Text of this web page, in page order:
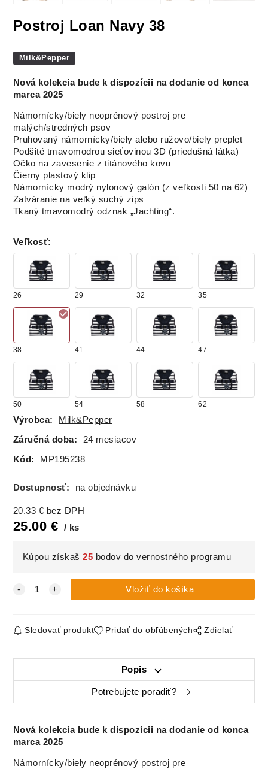
Postroj Loan Navy 38
Milk&Pepper
Nová kolekcia bude k dispozícii na dodanie od konca
marca 2025
Námornícky/biely neoprénový postroj pre
malých/stredných psov
Pruhovaný námornícky/biely alebo ružovo/biely preplet
Podšité tmavomodrou sieťovinou 3D (priedušná látka)
Očko na zavesenie z titánového kovu
Čierny plastový klip
Námornícky modrý nylonový galón (z veľkosti 50 na 62)
Zatváranie na veľký suchý zips
Tkaný tmavomodrý odznak „Jachting“.
Veľkosť:
26 29 32 35
38 41 44 47
50 54 58 62
Výrobca: Milk&Pepper
Záručná doba: 24 mesiacov
Kód: MP195238
Dostupnosť: na objednávku
20.33 € bez DPH
25.00 € ks
Kúpou získaš25 bodov do vernostného programu
Sledovať produkt Pridať do obľúbených Zdielať
Popis
Potrebujete poradiť?
Nová kolekcia bude k dispozícii na dodanie od konca
marca 2025
Námornícky/biely neoprénový postroj pre